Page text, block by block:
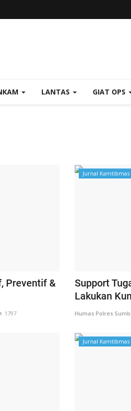
LANTAS GIAT OPS
Preventif &
1797
Jurnal Kamtibmas
Support
Lakukan
Humas Polres
Jurnal Kamtibmas